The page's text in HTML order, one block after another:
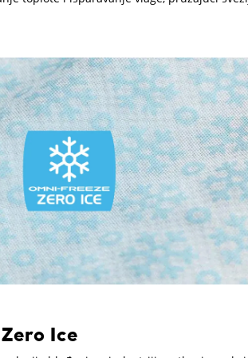
Ice